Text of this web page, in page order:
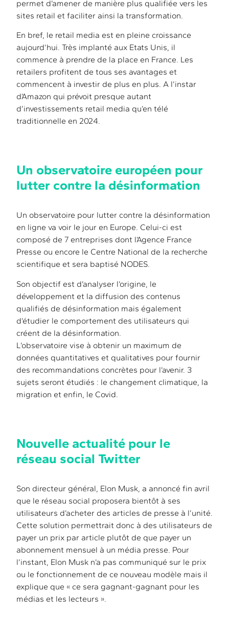
permet d’amener de manière plus qualifiée vers les
sites retail et faciliter ainsi la transformation.
En bref, le retail media est en pleine croissance
aujourd’hui. Très implanté aux Etats Unis, il
commence à prendre de la place en France. Les
retailers profitent de tous ses avantages et
commencent à investir de plus en plus. A l’instar
d’Amazon qui prévoit presque autant
d’investissements retail media qu’en télé
traditionnelle en 2024.
Un observatoire européen pour
lutter contre la désinformation
Un observatoire pour lutter contre la désinformation
en ligne va voir le jour en Europe. Celui-ci est
composé de 7 entreprises dont l’Agence France
Presse ou encore le Centre National de la recherche
scientifique et sera baptisé NODES.
Son objectif est d’analyser l’origine, le
développement et la diffusion des contenus
qualifiés de désinformation mais également
d’étudier le comportement des utilisateurs qui
créent de la désinformation.
L’observatoire vise à obtenir un maximum de
données quantitatives et qualitatives pour fournir
des recommandations concrètes pour l’avenir. 3
sujets seront étudiés : le changement climatique, la
migration et enfin, le Covid.
Nouvelle actualité pour le
réseau social Twitter
Son directeur général, Elon Musk, a annoncé fin avril
que le réseau social proposera bientôt à ses
utilisateurs d’acheter des articles de presse à l’unité.
Cette solution permettrait donc à des utilisateurs de
payer un prix par article plutôt de que payer un
abonnement mensuel à un média presse. Pour
l’instant, Elon Musk n’a pas communiqué sur le prix
ou le fonctionnement de ce nouveau modèle mais il
explique que « ce sera gagnant-gagnant pour les
médias et les lecteurs ».